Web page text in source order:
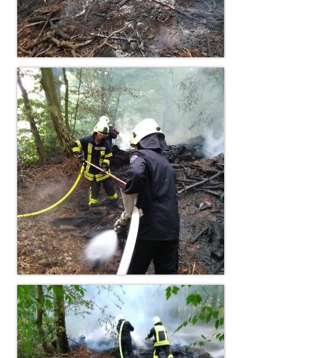
Termine
Chronik des Musikzug
Christkindwiegen
Christkindwiegen 2024
Christkindwiegen 2023
Christkindwiegen 2022
Christkindwiegen 2021
Christkindwiegen 2019
Christkindwiegen 2018
Christkindwiegen 2017
Christkindwiegen 2016
Jahreskonzert 2017
Oktoberfestkonzert 2018